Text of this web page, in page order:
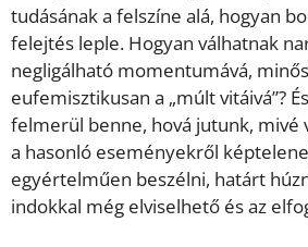
tudásának a felszíne alá, hogyan
felejtés leple. Hogyan válhatnak
negligálható momentumává,
eufemisztikusan a „múlt vitáivá”?
felmerül benne, hová jutunk, mivé
a hasonló eseményekről
egyértelműen beszélni, határt
indokkal még elviselhető és az